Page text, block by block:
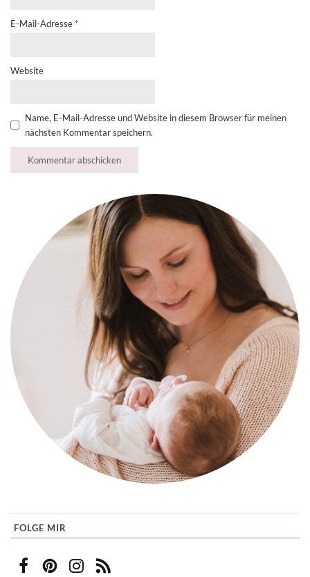
E-Mail-Adresse *
Website
Name, E-Mail-Adresse und Website in diesem Browser für meinen
nächsten Kommentar speichern.
FOLGE MIR